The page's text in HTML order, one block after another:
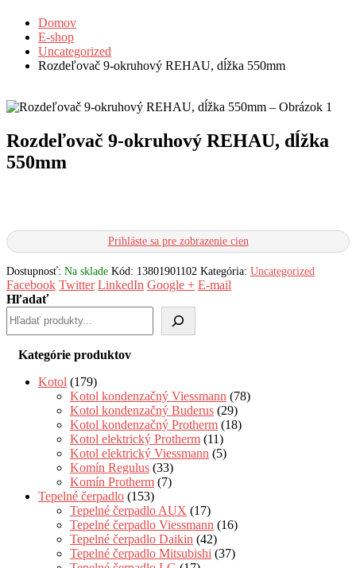
Domov
E-shop
Uncategorized
Rozdeľovač 9-okruhový REHAU, dĺžka 550mm
Rozdeľovač 9-okruhový REHAU, dĺžka
550mm
Prihláste sa pre zobrazenie cien
Dostupnosť: Na sklade Kód: 13801901102 Kategória: Uncategorized
Facebook Twitter LinkedIn Google + E-mail
Hľadať
Kategórie produktov
Kotol (179)
Kotol kondenzačný Viessmann (78)
Kotol kondenzačný Buderus (29)
Kotol kondenzačný Protherm (18)
Kotol elektrický Protherm (11)
Kotol elektrický Viessmann (5)
Komín Regulus (33)
Komín Protherm (7)
Tepelné čerpadlo (153)
Tepelné čerpadlo AUX (17)
Tepelné čerpadlo Viessmann (16)
Tepelné čerpadlo Daikin (42)
Tepelné čerpadlo Mitsubishi (37)